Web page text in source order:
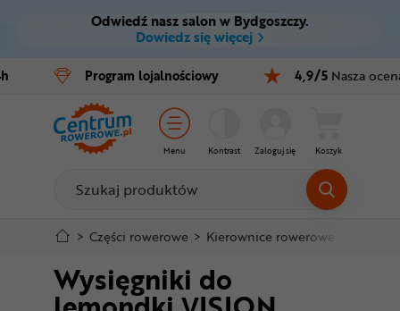
Ctrl M
Menu główne
Informacje o produkcie
Szczegółowe informacje
Stopka
Mapa strony
Odwiedź nasz salon w Bydgoszczy.
Dowiedz się więcej
Program lojalnościowy 4,9/5 Nasza
Menu Kontrast Zaloguj się Koszyk
Rowery
E-bike
Części
Akcesoria
Odzież
Kaski
> Części rowerowe > Kierownice rowerowe
Wysięgniki do